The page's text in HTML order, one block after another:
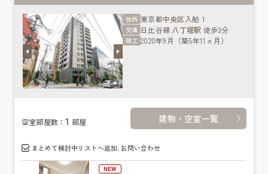
住所 東京都中央区 入船１
交通 日比谷線 八丁堀駅 徒歩3分
竣工 2020年9月（築5年11ヵ月）
空室部屋数：1 部屋 建物・空室一覧
まとめて検討中リストへ追加､お問い合わせ
NEW